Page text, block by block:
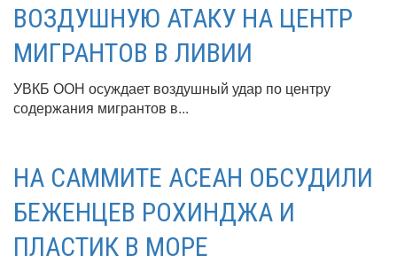
ВОЗДУШНУЮ АТАКУ НА ЦЕНТР
МИГРАНТОВ В ЛИВИИ
УВКБ ООН осуждает воздушный удар по центру
содержания мигрантов в...
НА САММИТЕ АСЕАН ОБСУДИЛИ
БЕЖЕНЦЕВ РОХИНДЖА И
ПЛАСТИК В МОРЕ